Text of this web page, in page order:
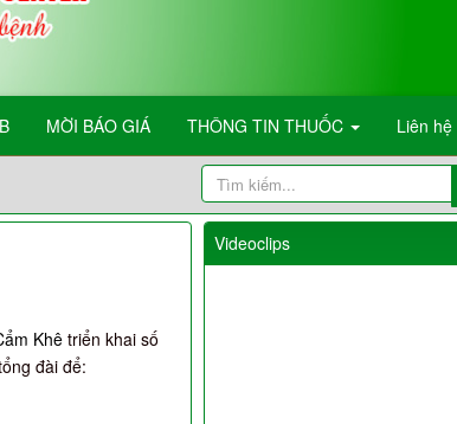
MỜI BÁO GIÁ THÔNG TIN THUỐC Liên hệ
Khêtriển khai số
đài để:
Videoclips